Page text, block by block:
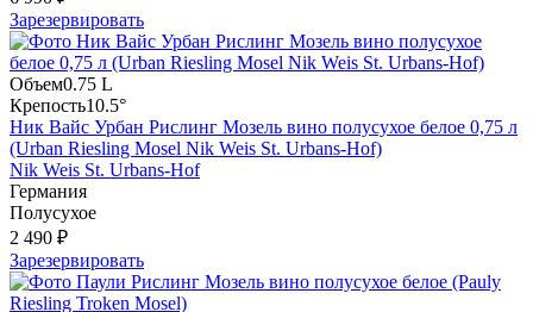
Зарезервировать
Объем0.75 L
Крепость10.5°
Ник Вайс Урбан Рислинг Мозель вино полусухое белое 0,75 л
(Urban Riesling Mosel Nik Weis St. Urbans-Hof)
Nik Weis St. Urbans-Hof
Германия
Полусухое
2 490 ₽
Зарезервировать